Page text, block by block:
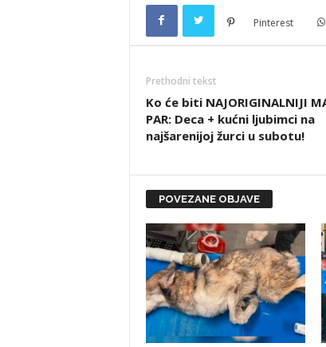
Pinterest
Prethodni tekst
Ko će biti NAJORIGINALNIJI
PAR: Deca + kućni ljubimci na
najšarenijoj žurci u subotu!
POVEZANE OBJAVE